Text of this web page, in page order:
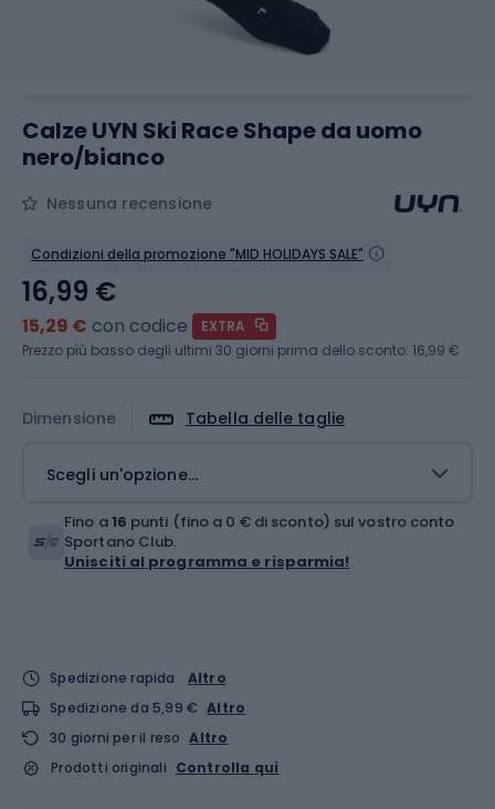
Calze UYN Ski Race Shape da uomo
nero/bianco
Nessuna recensione
Condizioni della promozione "MID HOLIDAYS SALE"
Dimensione Tabella delle taglie
Scegli un'opzione...
16,99 €
15,29 € con codice
EXTRA
Prezzo più basso degli ultimi 30 giorni prima dello sconto: 16,99 €
Fino a16 punti (fino a 0 € di sconto) sul vostro conto
Sportano Club.
Unisciti al programma e risparmia!
Spedizione rapida
Altro
Spedizione da 5,99 € Altro
30 giorni per il reso Altro
Prodotti originali Controlla qui